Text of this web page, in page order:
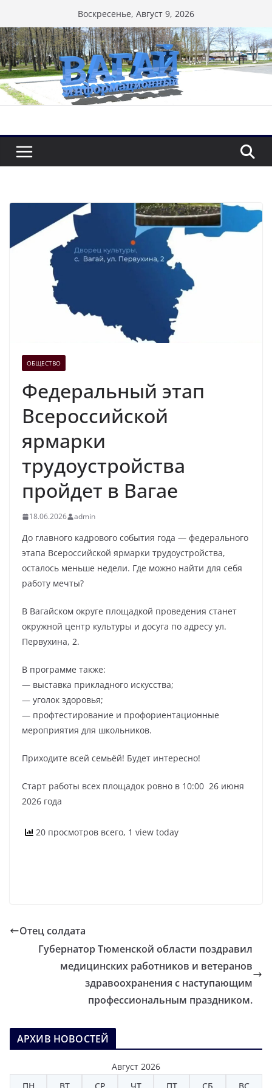
к
содержимому
Воскресенье, Август 9, 2026
ОБЩЕСТВО
Федеральный этап
Всероссийской
ярмарки
трудоустройства
пройдет в Вагае
18.06.2026 admin
До главного кадрового события года — федерального
этапа Всероссийской ярмарки трудоустройства,
осталось меньше недели. Где можно найти для себя
работу мечты?
В Вагайском округе площадкой проведения станет
окружной центр культуры и досуга по адресу ул.
Первухина, 2.
В программе также:
— выставка прикладного искусства;
— уголок здоровья;
— профтестирование и профориентационные
мероприятия для школьников.
Приходите всей семьёй! Будет интересно!
Старт работы всех площадок ровно в 10:00 26 июня
2026 года
20 просмотров всего, 1 view today
Отец солдата
Губернатор Тюменской области поздравил
медицинских работников и ветеранов
здравоохранения с наступающим
профессиональным праздником.
АРХИВ НОВОСТЕЙ
Август 2026